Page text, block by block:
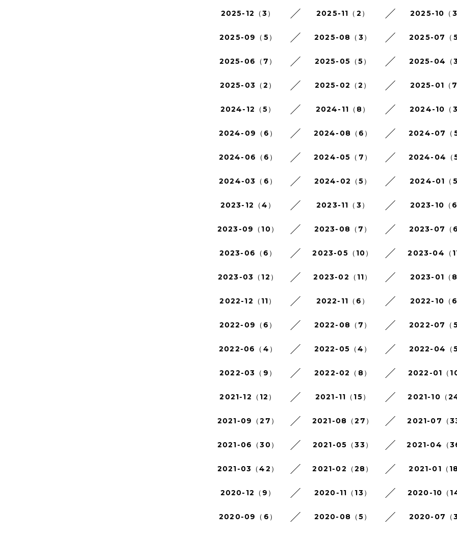
2025-12（3） 2025-11（2） 2025-10（3
2025-09（5） 2025-08（3） 2025-07（5
2025-06（7） 2025-05（5） 2025-04（3
2025-03（2） 2025-02（2） 2025-01（7
2024-12（5） 2024-11（8） 2024-10（3
2024-09（6） 2024-08（6） 2024-07（5
2024-06（6） 2024-05（7） 2024-04（5
2024-03（6） 2024-02（5） 2024-01（5
2023-12（4） 2023-11（3） 2023-10（6
2023-09（10） 2023-08（7） 2023-07（6
2023-06（6） 2023-05（10） 2023-04（11
2023-03（12） 2023-02（11） 2023-01（8
2022-12（11） 2022-11（6） 2022-10（6
2022-09（6） 2022-08（7） 2022-07（5
2022-06（4） 2022-05（4） 2022-04（5
2022-03（9） 2022-02（8） 2022-01（10
2021-12（12） 2021-11（15） 2021-10（24
2021-09（27） 2021-08（27） 2021-07（33
2021-06（30） 2021-05（33） 2021-04（
2021-03（42） 2021-02（28） 2021-01（18
2020-12（9） 2020-11（13） 2020-10（14
2020-09（6） 2020-08（5） 2020-07（3